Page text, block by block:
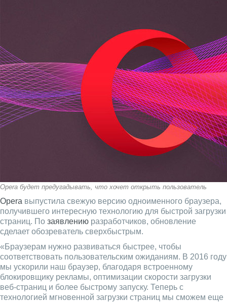
Opera будет предугадывать, что хочет открыть пользователь
Opera выпустила свежую версию одноименного браузера,
получившего интересную технологию для быстрой загрузки
страниц. По заявлению разработчиков, обновление
сделает обозреватель сверхбыстрым.
«Браузерам нужно развиваться быстрее, чтобы
соответствовать пользовательским ожиданиям. В 2016 году
мы ускорили наш браузер, благодаря встроенному
блокировщику рекламы, оптимизации скорости загрузки
веб-страниц и более быстрому запуску. Теперь с
технологией мгновенной загрузки страниц мы сможем еще